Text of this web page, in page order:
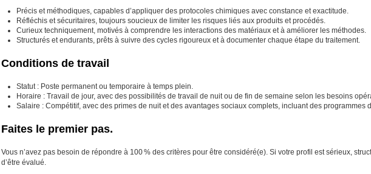
Précis et méthodiques, capables d’appliquer des protocoles chimiques avec constance et exactitude.
Réfléchis et sécuritaires, toujours soucieux de limiter les risques liés aux produits et procédés.
Curieux techniquement, motivés à comprendre les interactions des matériaux et à améliorer les méthodes.
Structurés et endurants, prêts à suivre des cycles rigoureux et à documenter chaque étape du traitement.
Conditions de travail
Statut : Poste permanent ou temporaire à temps plein.
Horaire : Travail de jour, avec des possibilités de travail de nuit ou de fin de semaine selon les besoins
Salaire : Compétitif, avec des primes de nuit et des avantages sociaux complets, incluant des programmes
Faites le premier pas.
Vous n’avez pas besoin de répondre à 100 % des critères pour être considéré(e). Si votre profil est sérieux,
d’être évalué.